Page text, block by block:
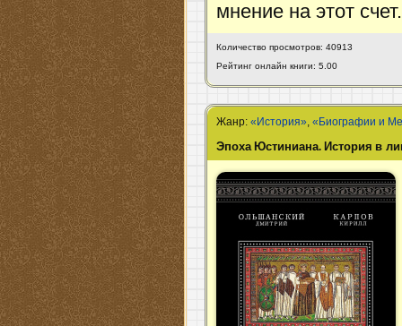
мнение на этот счет.
Количество просмотров: 40913
Рейтинг онлайн книги: 5.00
Жанр:«История»,«Биографии и
Эпоха Юстиниана. История в